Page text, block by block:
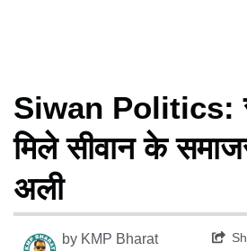
Siwan Politics:
मिले सीवान के
अली
by KMP Bharat